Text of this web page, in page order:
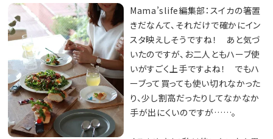
Mama’slife編集部：スイカの箸置
きだなんて、それだけで確かにイン
スタ映えしそうですね！ あと気づ
いたのですが、お二人ともハーブ使
いがすごく上手ですよね！ でもハ
ーブって買っても使い切れなかった
り、少し割高だったりしてなかなか
手が出にくいのですが……。